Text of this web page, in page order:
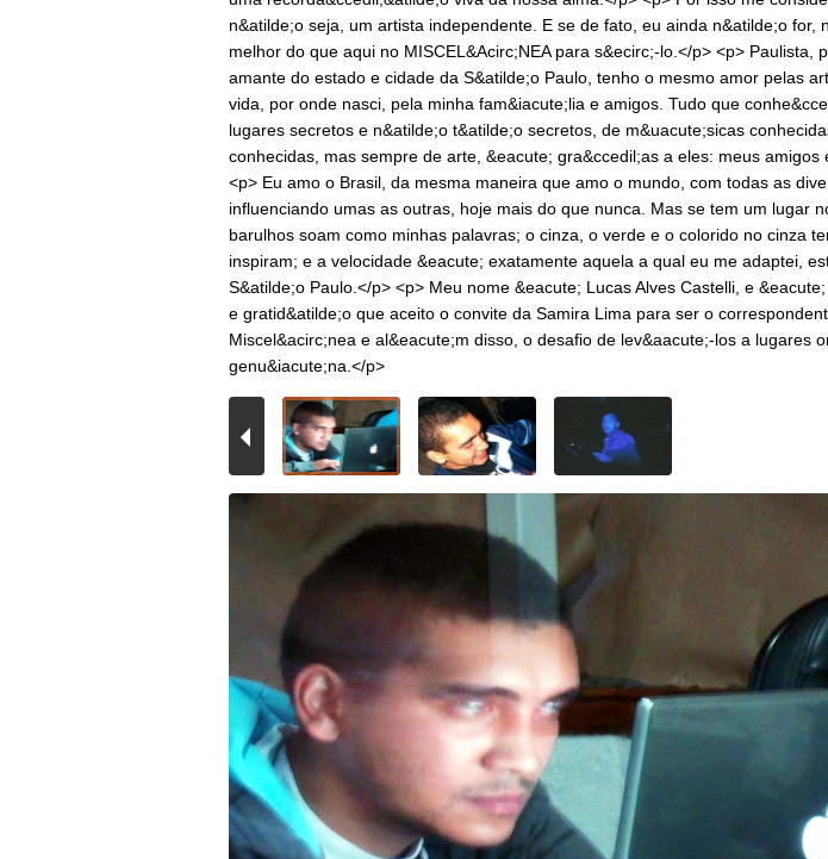
n&atilde;o seja, um artista independente. E se de fato, eu ainda n&atilde;o for,
melhor do que aqui no MISCEL&Acirc;NEA para s&ecirc;-lo.</p> <p> Paulista,
amante do estado e cidade da S&atilde;o Paulo, tenho o mesmo amor pelas
vida, por onde nasci, pela minha fam&iacute;lia e amigos. Tudo que
lugares secretos e n&atilde;o t&atilde;o secretos, de m&uacute;sicas
conhecidas, mas sempre de arte, &eacute; gra&ccedil;as a eles: meus amigos
<p> Eu amo o Brasil, da mesma maneira que amo o mundo, com todas as
influenciando umas as outras, hoje mais do que nunca. Mas se tem um lugar
barulhos soam como minhas palavras; o cinza, o verde e o colorido no cinza
inspiram; e a velocidade &eacute; exatamente aquela a qual eu me adaptei,
S&atilde;o Paulo.</p> <p> Meu nome &eacute; Lucas Alves Castelli, e
e gratid&atilde;o que aceito o convite da Samira Lima para ser o
Miscel&acirc;nea e al&eacute;m disso, o desafio de lev&aacute;-los a lugares
genu&iacute;na.</p>